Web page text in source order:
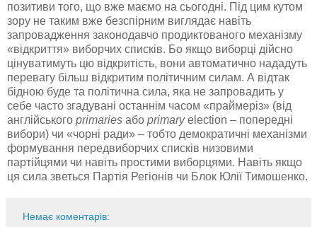
позитиви того, що вже маємо на сьогодні. Під цим кутом
зору не таким вже безспірним виглядає навіть
запровадження законодавчо продиктованого механізму
«відкриття» виборчих списків. Бо якщо виборці дійсно
цінуватимуть цю відкритість, вони автоматично нададуть
перевагу більш відкритим політичним силам. А відтак
бідною буде та політична сила, яка не запровадить у
себе часто згадувані останнім часом «праймеріз» (від
англійського primaries або primaryelection – попередні
вибори) чи «чорні ради» – тобто демократичні механізми
формування передвиборчих списків низовими
партійцями чи навіть простими виборцями. Навіть якщо
ця сила зветься Партія Регіонів чи Блок Юлії Тимошенко.
Немає коментарів: